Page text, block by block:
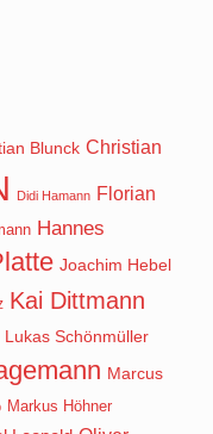
Blunck Christian
Didi Hamann Florian
Hannes
Joachim Hebel
Kai Dittmann
Lukas Schönmüller
Marcus
Markus Höhner